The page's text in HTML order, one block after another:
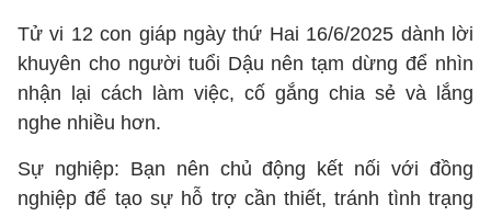
Tử vi 12 con giáp ngày thứ Hai 16/6/2025 dành lời
khuyên cho người tuổi Dậu nên tạm dừng để nhìn
nhận lại cách làm việc, cố gắng chia sẻ và lắng
nghe nhiều hơn.
Sự nghiệp: Bạn nên chủ động kết nối với đồng
nghiệp để tạo sự hỗ trợ cần thiết, tránh tình trạng